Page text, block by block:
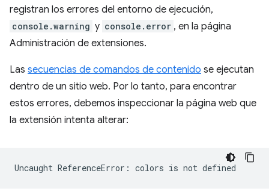
registran los errores del entorno de ejecución,
console.warning y console.error , en la página
Administración de extensiones.
Las secuencias de comandos de contenido se ejecutan
dentro de un sitio web. Por lo tanto, para encontrar
estos errores, debemos inspeccionar la página web que
la extensión intenta alterar:
Uncaught ReferenceError: colors is not